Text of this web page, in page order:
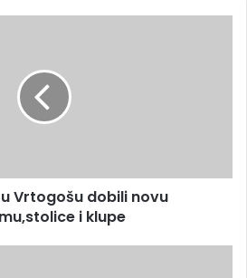
Vrtogošu dobili novu
i klupe